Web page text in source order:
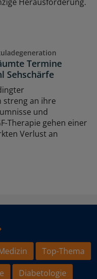
Termine
Sehschärfe
streng an ihre
und
Therapie gehen einer
Verlust an
Top-Thema
Diabetologie